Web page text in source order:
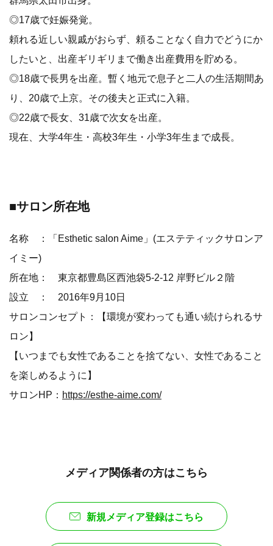
◎17歳で妊娠発覚。
頼れる近しい親戚がおらず、頼ることなく自力でどうにか
したいと、出産ギリギリまで働き出産費用を貯める。
◎18歳で長男を出産。暫く地元で息子と二人の生活期間あ
り、20歳で上京。その後夫と正式に入籍。
◎22歳で長女、31歳で次女を出産。
現在、大学4年生・高校3年生・小学3年生まで成長。
■サロン所在地
名称 ：「Esthetic salon Aime」(エステティックサロンア
イミー)
所在地： 東京都豊島区西池袋5-2-12 岸野ビル２階
設立 ： 2016年9月10日
サロンコンセプト：【環境が変わっても通い続けられるサ
ロン】
【いつまでも女性であることを捨てない、女性であること
を楽しめるように】
サロンHP： https://esthe-aime.com/
メディア関係者の方はこちら
新規メディア登録はこちら